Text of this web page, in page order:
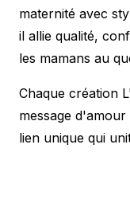
maternité avec
il allie qualité,
les mamans au
Chaque création
message
lien unique qui